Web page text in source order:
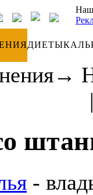
ДИЕТЫ
→
-